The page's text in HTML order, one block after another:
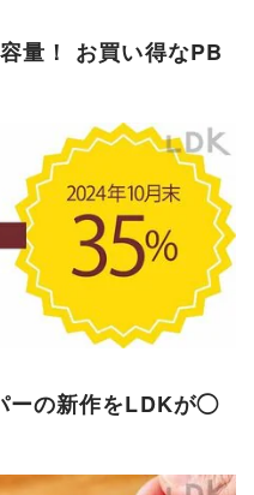
量！ お買い得なPB
ーの新作をLDKが◯